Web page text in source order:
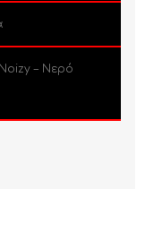
– Νερό